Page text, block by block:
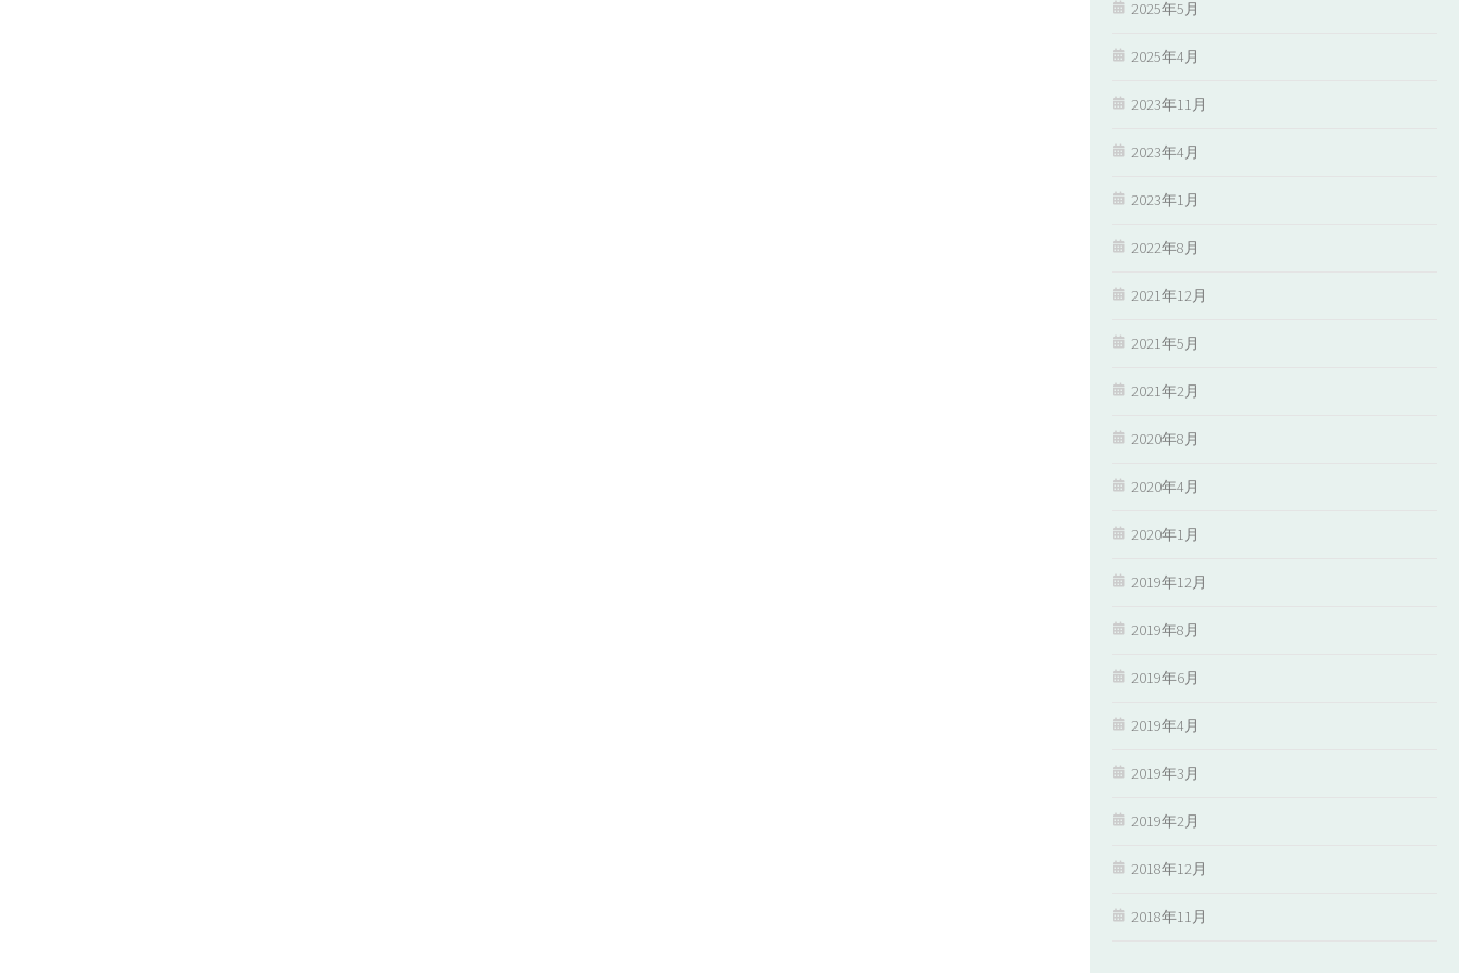
2025年5月
2025年4月
2023年11月
2023年4月
2023年1月
2022年8月
2021年12月
2021年5月
2021年2月
2020年8月
2020年4月
2020年1月
2019年12月
2019年8月
2019年6月
2019年4月
2019年3月
2019年2月
2018年12月
2018年11月